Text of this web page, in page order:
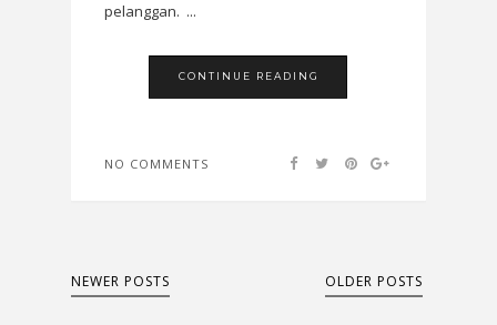
pelanggan. ...
CONTINUE READING
NO COMMENTS
NEWER POSTS OLDER POSTS